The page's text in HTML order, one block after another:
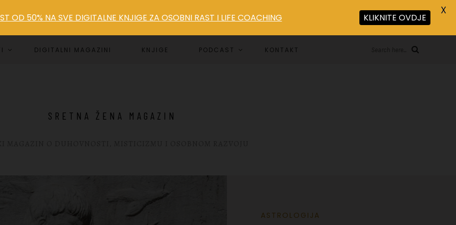
DIGITALNI MAGAZINI KNJIGE PODCAST KONTAKT
SRETNA ŽENA MAGAZIN
ASTROLOGIJA
OD 50% NA SVE DIGITALNE KNJIGE ZA OSOBNI RAST I LIFE COACHING KLIKNITE OVDJE
X